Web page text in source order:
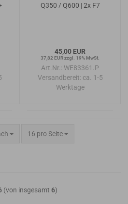
Q350 / Q600 | 2x F7
45,00 EUR
37,82 EUR zzgl. 19% MwSt.
Art.Nr.: WE83361.P
Versandbereit: ca. 1-5
Werktage
16 pro Seite
pro Seite
(von insgesamt 6)